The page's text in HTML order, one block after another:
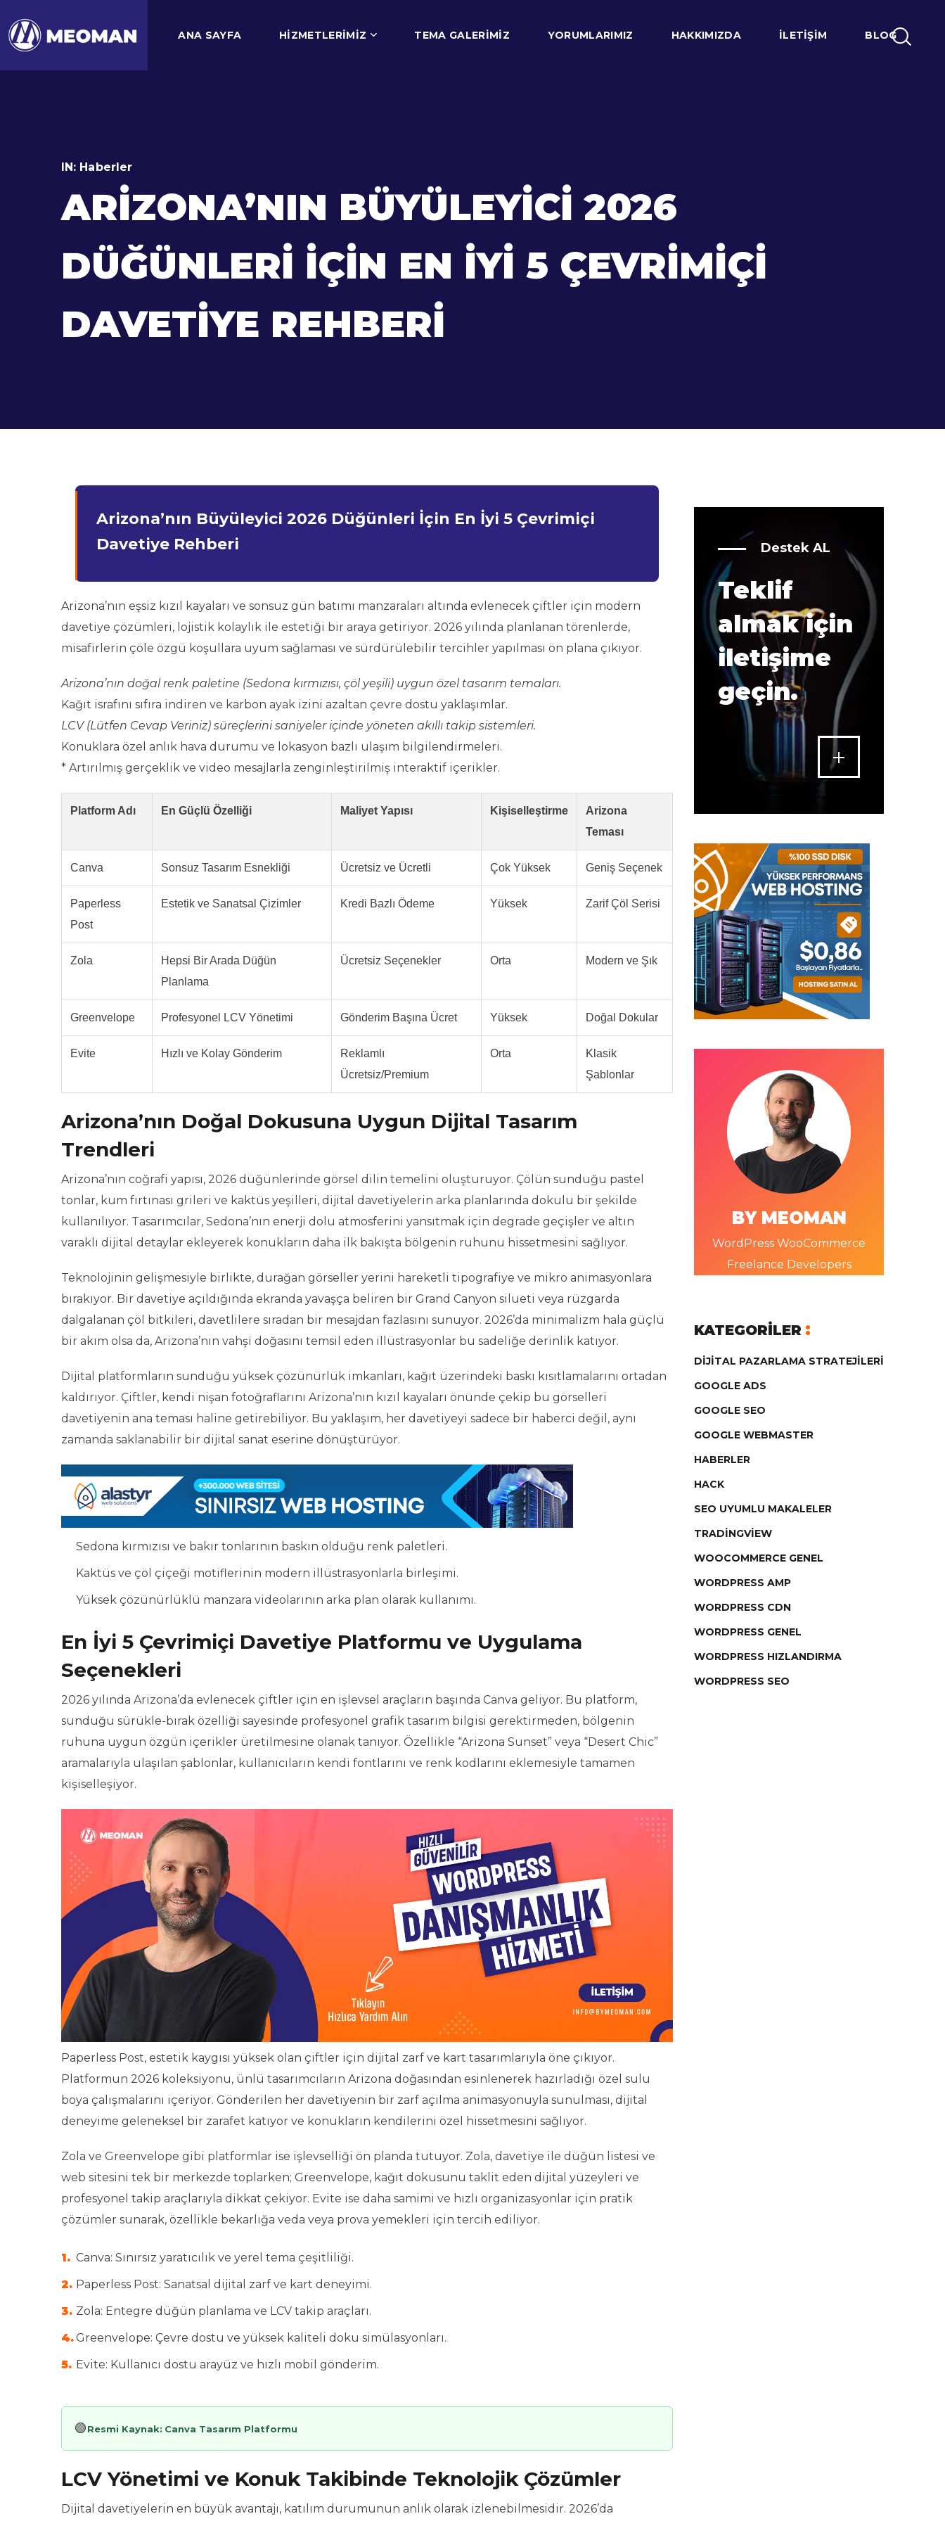
ANA SAYFA HIZMETLERIMIZ TEMA GALERIMIZ YORUMLARIMIZ HAKKIMIZDA İLETIŞIM BLOG
IN: Haberler
ARIZONA’NIN BÜYÜLEYICI 2026
DÜĞÜNLERI İÇIN EN İYI 5 ÇEVRIMIÇI
DAVETIYE REHBERI
Arizona’nın Büyüleyici 2026 Düğünleri İçin En İyi 5 Çevrimiçi
Davetiye Rehberi
Arizona’nın eşsiz kızıl kayaları ve sonsuz gün batımı manzaraları altında evlenecek çiftler için modern
davetiye çözümleri, lojistik kolaylık ile estetiği bir araya getiriyor. 2026 yılında planlanan törenlerde,
misafirlerin çöle özgü koşullara uyum sağlaması ve sürdürülebilir tercihler yapılması ön plana çıkıyor.
Arizona’nın doğal renk paletine (Sedona kırmızısı, çöl yeşili) uygun özel tasarım temaları.
Kağıt israfını sıfıra indiren ve karbon ayak izini azaltan çevre dostu yaklaşımlar.
LCV (Lütfen Cevap Veriniz) süreçlerini saniyeler içinde yöneten akıllı takip sistemleri.
Konuklara özel anlık hava durumu ve lokasyon bazlı ulaşım bilgilendirmeleri.
* Artırılmış gerçeklik ve video mesajlarla zenginleştirilmiş interaktif içerikler.
Platform Adı En Güçlü Özelliği Maliyet Yapısı Kişiselleştirme
Arizona
Teması
Canva Sonsuz Tasarım Esnekliği Ücretsiz ve Ücretli Çok Yüksek Geniş Seçenek
Paperless
Post
Estetik ve Sanatsal Çizimler Kredi Bazlı Ödeme Yüksek Zarif Çöl Serisi
Zola
Hepsi Bir Arada Düğün
Planlama
Ücretsiz Seçenekler Orta Modern ve Şık
Greenvelope Profesyonel LCV Yönetimi Gönderim Başına Ücret Yüksek Doğal Dokular
Evite Hızlı ve Kolay Gönderim
Reklamlı
Ücretsiz/Premium
Orta
Klasik
Şablonlar
Arizona’nın Doğal Dokusuna Uygun Dijital Tasarım
Trendleri
Arizona’nın coğrafi yapısı, 2026 düğünlerinde görsel dilin temelini oluşturuyor. Çölün sunduğu pastel
tonlar, kum fırtınası grileri ve kaktüs yeşilleri, dijital davetiyelerin arka planlarında dokulu bir şekilde
kullanılıyor. Tasarımcılar, Sedona’nın enerji dolu atmosferini yansıtmak için degrade geçişler ve altın
varaklı dijital detaylar ekleyerek konukların daha ilk bakışta bölgenin ruhunu hissetmesini sağlıyor.
Teknolojinin gelişmesiyle birlikte, durağan görseller yerini hareketli tipografiye ve mikro animasyonlara
bırakıyor. Bir davetiye açıldığında ekranda yavaşça beliren bir Grand Canyon silueti veya rüzgarda
dalgalanan çöl bitkileri, davetlilere sıradan bir mesajdan fazlasını sunuyor. 2026’da minimalizm hala güçlü
bir akım olsa da, Arizona’nın vahşi doğasını temsil eden illüstrasyonlar bu sadeliğe derinlik katıyor.
Dijital platformların sunduğu yüksek çözünürlük imkanları, kağıt üzerindeki baskı kısıtlamalarını ortadan
kaldırıyor. Çiftler, kendi nişan fotoğraflarını Arizona’nın kızıl kayaları önünde çekip bu görselleri
davetiyenin ana teması haline getirebiliyor. Bu yaklaşım, her davetiyeyi sadece bir haberci değil, aynı
zamanda saklanabilir bir dijital sanat eserine dönüştürüyor.
Sedona kırmızısı ve bakır tonlarının baskın olduğu renk paletleri.
Kaktüs ve çöl çiçeği motiflerinin modern illüstrasyonlarla birleşimi.
Yüksek çözünürlüklü manzara videolarının arka plan olarak kullanımı.
En İyi 5 Çevrimiçi Davetiye Platformu ve Uygulama
Seçenekleri
2026 yılında Arizona’da evlenecek çiftler için en işlevsel araçların başında Canva geliyor. Bu platform,
sunduğu sürükle-bırak özelliği sayesinde profesyonel grafik tasarım bilgisi gerektirmeden, bölgenin
ruhuna uygun özgün içerikler üretilmesine olanak tanıyor. Özellikle “Arizona Sunset” veya “Desert Chic”
aramalarıyla ulaşılan şablonlar, kullanıcıların kendi fontlarını ve renk kodlarını eklemesiyle tamamen
kişiselleşiyor.
Paperless Post, estetik kaygısı yüksek olan çiftler için dijital zarf ve kart tasarımlarıyla öne çıkıyor.
Platformun 2026 koleksiyonu, ünlü tasarımcıların Arizona doğasından esinlenerek hazırladığı özel sulu
boya çalışmalarını içeriyor. Gönderilen her davetiyenin bir zarf açılma animasyonuyla sunulması, dijital
deneyime geleneksel bir zarafet katıyor ve konukların kendilerini özel hissetmesini sağlıyor.
Zola ve Greenvelope gibi platformlar ise işlevselliği ön planda tutuyor. Zola, davetiye ile düğün listesi ve
web sitesini tek bir merkezde toplarken; Greenvelope, kağıt dokusunu taklit eden dijital yüzeyleri ve
profesyonel takip araçlarıyla dikkat çekiyor. Evite ise daha samimi ve hızlı organizasyonlar için pratik
çözümler sunarak, özellikle bekarlığa veda veya prova yemekleri için tercih ediliyor.
Canva: Sınırsız yaratıcılık ve yerel tema çeşitliliği.
Paperless Post: Sanatsal dijital zarf ve kart deneyimi.
Zola: Entegre düğün planlama ve LCV takip araçları.
Greenvelope: Çevre dostu ve yüksek kaliteli doku simülasyonları.
Evite: Kullanıcı dostu arayüz ve hızlı mobil gönderim.
🟢Resmi Kaynak: Canva Tasarım Platformu
LCV Yönetimi ve Konuk Takibinde Teknolojik Çözümler
Dijital davetiyelerin en büyük avantajı, katılım durumunun anlık olarak izlenebilmesidir. 2026’da
Destek AL
Teklif
almak için
iletişime
geçin.
BY MEOMAN
WordPress WooCommerce
Freelance Developers
KATEGORILER
DIJITAL PAZARLAMA STRATEJILERI
GOOGLE ADS
GOOGLE SEO
GOOGLE WEBMASTER
HABERLER
HACK
SEO UYUMLU MAKALELER
TRADINGVIEW
WOOCOMMERCE GENEL
WORDPRESS AMP
WORDPRESS CDN
WORDPRESS GENEL
WORDPRESS HIZLANDIRMA
WORDPRESS SEO